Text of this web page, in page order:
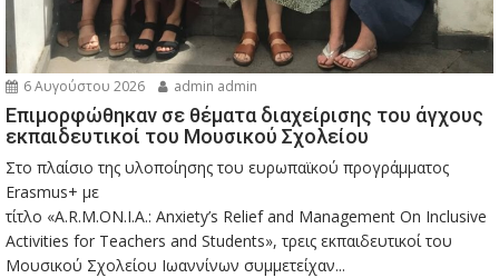
6 Αυγούστου 2026 admin admin
Eπιμορφώθηκαν σε θέματα διαχείρισης του άγχους
εκπαιδευτικοί του Μουσικού Σχολείου
Στο πλαίσιο της υλοποίησης του ευρωπαϊκού προγράμματος
Erasmus+ με
τίτλο «A.R.M.ON.I.A.: Anxiety’s Relief and Management On Inclusive
Activities for Teachers and Students», τρεις εκπαιδευτικοί του
Μουσικού Σχολείου Ιωαννίνων συμμετείχαν...